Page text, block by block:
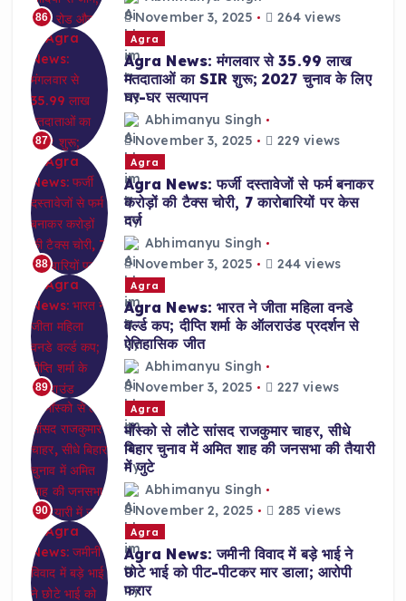
86
November 3, 2025
264 views
87
Agra
Agra News: मंगलवार से 35.99 लाख
मतदाताओं का SIR शुरू; 2027 चुनाव के लिए
घर-घर सत्यापन
Abhimanyu Singh
November 3, 2025
229 views
88
Agra
Agra News: फर्जी दस्तावेजों से फर्म बनाकर
करोड़ों की टैक्स चोरी, 7 कारोबारियों पर केस
दर्ज
Abhimanyu Singh
November 3, 2025
244 views
89
Agra
Agra News: भारत ने जीता महिला वनडे
वर्ल्ड कप; दीप्ति शर्मा के ऑलराउंड प्रदर्शन से
ऐतिहासिक जीत
Abhimanyu Singh
November 3, 2025
227 views
90
Agra
मॉस्को से लौटे सांसद राजकुमार चाहर, सीधे
बिहार चुनाव में अमित शाह की जनसभा की तैयारी
में जुटे
Abhimanyu Singh
November 2, 2025
285 views
Agra
Agra News: जमीनी विवाद में बड़े भाई ने
छोटे भाई को पीट-पीटकर मार डाला; आरोपी
फरार